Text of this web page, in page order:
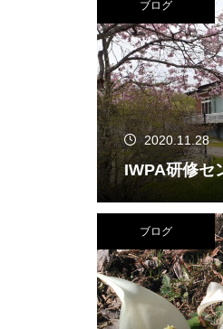
ブログ
2020.11.28
IWPA研修セ
ブログ